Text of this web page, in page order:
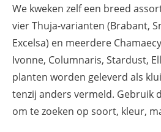
We kweken zelf een breed
vier Thuja-varianten (Brabant,
Excelsa) en meerdere
Ivonne, Columnaris, Stardust,
planten worden geleverd als
tenzij anders vermeld. Gebruik
om te zoeken op soort, kleur,